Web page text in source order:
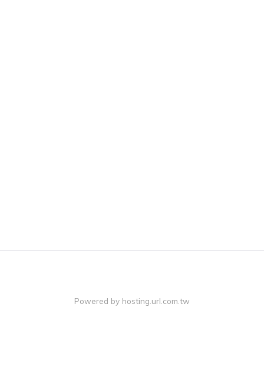
Powered by hosting.url.com.tw